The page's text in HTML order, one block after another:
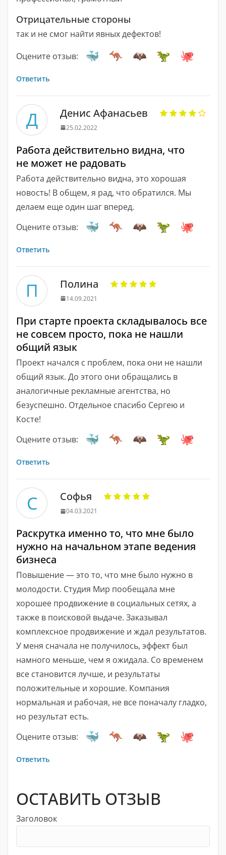
Отрицательные стороны
так и не смог найти явных дефектов!
Оцените отзыв:
Ответить
Д Денис Αфанасьев
25.02.2022
Работа действительно видна, что
не может не радовать
Работа действительно видна, это хорошая
новость! В общем, я рад, что обратился. Мы
делаем еще один шаг вперед.
Оцените отзыв:
Ответить
П Полина
14.09.2021
При старте проекта складывалось все
не совсем просто, пока не нашли
общий язык
Проект начался с проблем, пока они не нашли
общий язык. До этого они обращались в
аналогичные рекламные агентства, но
безуспешно. Отдельное спасибо Сергею и
Косте!
Оцените отзыв:
Ответить
С Софья
04.03.2021
Раскрутка именно то, что мне было
нужно на начальном этапе ведения
бизнеса
Повышение — это то, что мне было нужно в
молодости. Студия Мир пообещала мне
хорошее продвижение в социальных сетях, а
также в поисковой выдаче. Заказывал
комплексное продвижение и ждал результатов.
У меня сначала не получилось, эффект был
намного меньше, чем я ожидала. Со временем
все становится лучше, и результаты
положительные и хорошие. Компания
нормальная и рабочая, не все поначалу гладко,
но результат есть.
Оцените отзыв:
Ответить
ОСТАВИТЬ ОТЗЫВ
Заголовок